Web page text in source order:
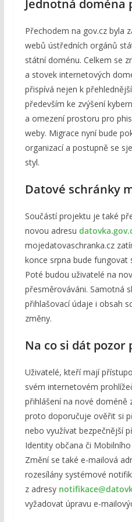
Jednotná doména
Přechodem na gov.cz byla
webů ústředních orgánů
státní doménu. Celkem se
a stovek internetových
přispívá nejen k
především ke zvýšení
a omezení prostoru pro
weby. Migrace nyní bude
organizací a postupně se
styl.
Datové schránky
Součástí projektu je také
novou adresu
mojedatovaschranka.cz
konce srpna bude fungovat
Poté budou uživatelé na
přesměrováváni. Samotná
přihlašovací údaje i obsah
změny.
Na co si dát
Uživatelé, kteří mají
svém internetovém
přihlášení na nové doméně
proto doporučuje ověřit si
nebo využívat bezpečnější
Identity občana či
Změní se také e-mailová
rozesílány systémové
z adresy
vyžadovat úpravu e-